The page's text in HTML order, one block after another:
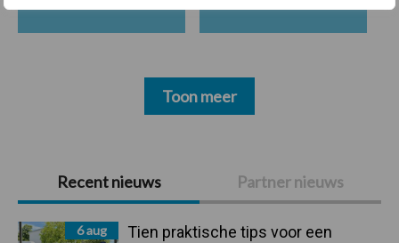
Primaire
Sidebar
Recent nieuws Partner nieuws
6 aug
Tien praktische tips voor een
Toon meer